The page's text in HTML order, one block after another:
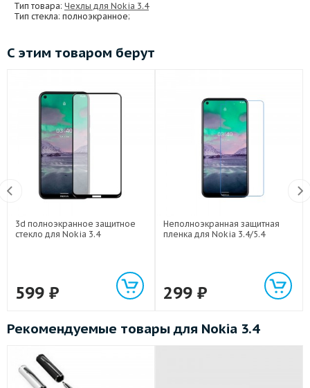
Тип товара: Чехлы для Nokia 3.4
Тип стекла: полноэкранное;
С этим товаром берут
3d полноэкранное защитное
стекло для Nokia 3.4
599 ₽
Неполноэкранная защитная
пленка для Nokia 3.4/5.4
299 ₽
Рекомендуемые товары для Nokia 3.4